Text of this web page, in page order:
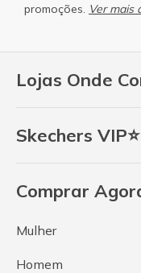
Lojas Onde
Skechers VIP⭐
Comprar
Mulher
Homem
promoções. Ver mais